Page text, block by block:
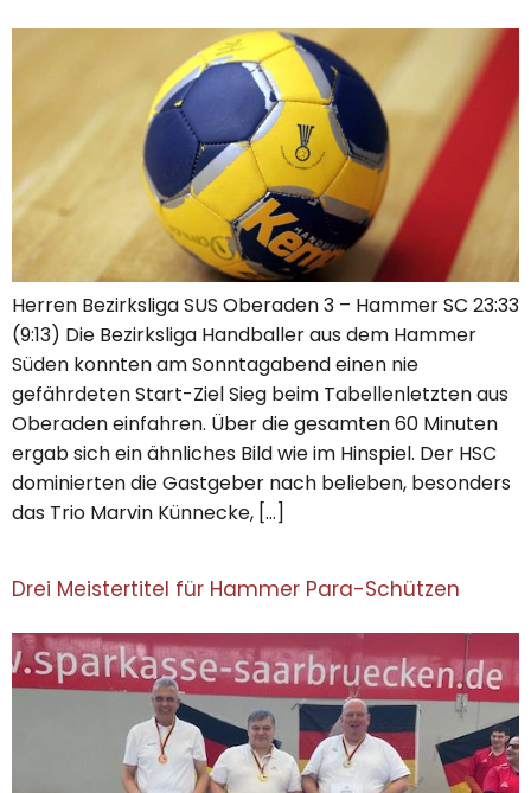
Herren Bezirksliga SUS Oberaden 3 – Hammer SC 23:33
(9:13) Die Bezirksliga Handballer aus dem Hammer
Süden konnten am Sonntagabend einen nie
gefährdeten Start-Ziel Sieg beim Tabellenletzten aus
Oberaden einfahren. Über die gesamten 60 Minuten
ergab sich ein ähnliches Bild wie im Hinspiel. Der HSC
dominierten die Gastgeber nach belieben, besonders
das Trio Marvin Künnecke, […]
Drei Meistertitel für Hammer Para-Schützen